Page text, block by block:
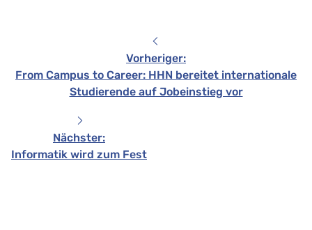
Vorheriger:
From Campus to Career: HHN bereitet internationale
Studierende auf Jobeinstieg vor
Nächster:
Informatik wird zum Fest